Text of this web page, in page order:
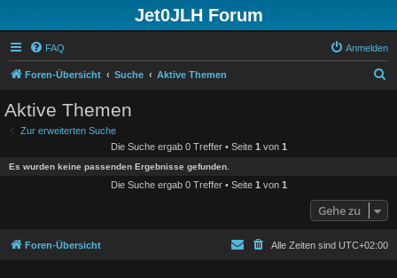
Jet0JLH Forum
FAQ Anmelden
Foren-Übersicht Suche Aktive Themen
Aktive Themen
Zur erweiterten Suche
Die Suche ergab 0 Treffer • Seite 1 von 1
Es wurden keine passenden Ergebnisse gefunden.
Die Suche ergab 0 Treffer • Seite 1 von 1
Gehe zu
Foren-Übersicht Alle Zeiten sind UTC+02:00